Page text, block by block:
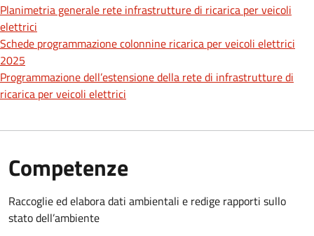
Planimetria generale rete infrastrutture di ricarica per veicoli
elettrici
Schede programmazione colonnine ricarica per veicoli elettrici
2025
Programmazione dell’estensione della rete di infrastrutture di
ricarica per veicoli elettrici
Competenze
Raccoglie ed elabora dati ambientali e redige rapporti sullo
stato dell’ambiente